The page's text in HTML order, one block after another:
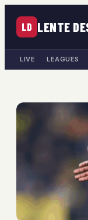
LD LENTE
LIVE LEAGUES